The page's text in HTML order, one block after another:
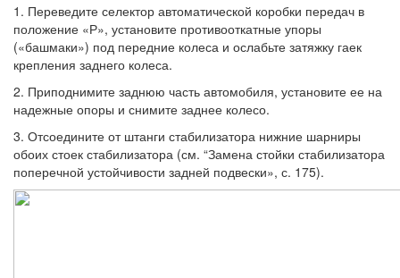
1. Переведите селектор автоматической коробки передач в
положение «Р», устано­вите противооткатные упоры
(«башмаки») под передние колеса и ослабьте затяжку гаек
крепления заднего колеса.
2. Приподнимите заднюю часть автомо­биля, установите ее на
надежные опоры и снимите заднее колесо.
3. Отсоедините от штанги стабилизато­ра нижние шарниры
обоих стоек стабили­затора (см. “Замена стойки стабилизатора
поперечной устойчивости задней подве­ски», с. 175).